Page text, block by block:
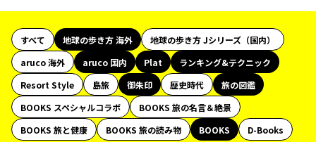
すべて 地球の歩き方 海外
地球の歩き方 Jシリーズ（国内）
aruco 海外
aruco 国内 Plat
ランキング&テクニック
Resort Style
島旅 御朱印 歴史時代
旅の図鑑
BOOKS スペシャルコラボ
BOOKS 旅の名言＆絶景
BOOKS 旅と健康
BOOKS 旅の読み物 BOOKS
D-Books